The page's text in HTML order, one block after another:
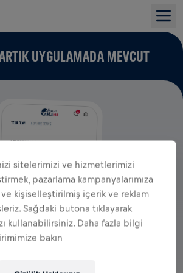
UYGULAMADA MEVCUT
sitelerimizi ve hizmetlerimizi
pazarlama kampanyalarımıza
ve kişiselleştirilmiş içerik ve reklam
Sağdaki butona tıklayarak
kullanabilirsiniz. Daha fazla bilgi
bakın